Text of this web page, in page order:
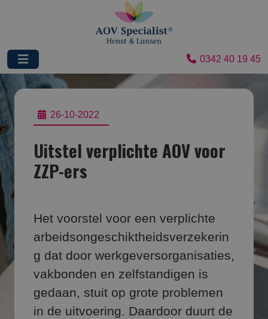
0342 40 19 45
26-10-2022
Uitstel verplichte AOV voor
ZZP-ers
Het voorstel voor een verplichte
arbeidsongeschiktheidsverzekerin
g dat door werkgeversorganisaties,
vakbonden en zelfstandigen is
gedaan, stuit op grote problemen
in de uitvoering. Daardoor duurt de